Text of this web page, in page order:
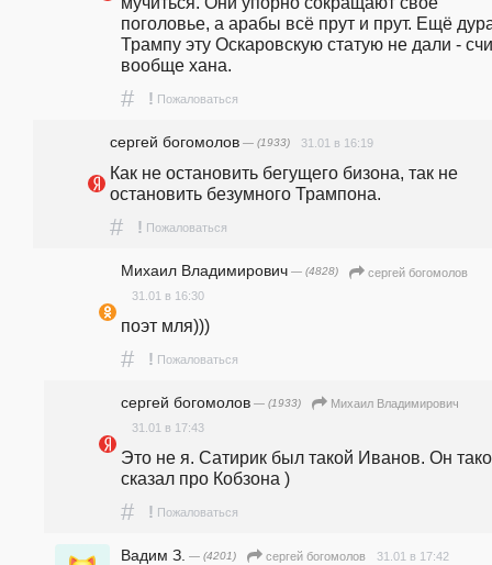
поголовье, а арабы всё прут и прут. Ещё
Трампу эту Оскаровскую статую не дали -
вообще хана.
# ! Пожаловаться
сергей богомолов — (1933) 31.01 в 16:19
Как не остановить бегущего бизона, так не
остановить безумного Трампона.
# ! Пожаловаться
Михаил Владимирович — (4828)
сергей богомолов
31.01 в 16:30
поэт мля)))
# ! Пожаловаться
сергей богомолов — (1933)
Михаил Владимирович
31.01 в 17:43
Это не я. Сатирик был такой Иванов. Он
сказал про Кобзона )
# ! Пожаловаться
Вадим З. — (4201) сергей богомолов 31.01 в 17:42